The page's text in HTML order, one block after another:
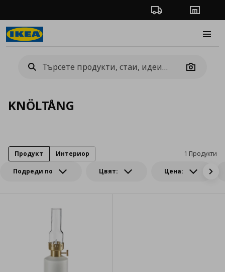
Проследяване на
Camera
KNÖLTÅNG
Подреди по Цвят: Цена:
1 Продукти
Продукт Интериор